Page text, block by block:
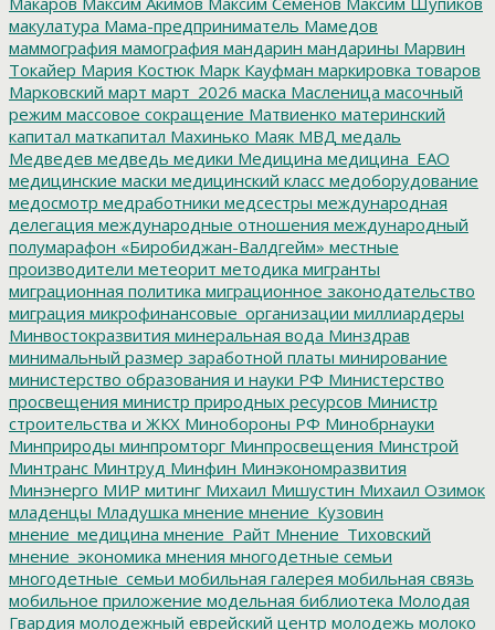
макулатура Мама-предприниматель Мамедов
маммография мамография мандарин мандарины Марвин
Токайер Мария Костюк Марк Кауфман маркировка товаров
Марковский март март_2026 маска Масленица масочный
режим массовое сокращение Матвиенко материнский
капитал маткапитал Махинько Маяк МВД медаль
Медведев медведь медики Медицина медицина_ЕАО
медицинские маски медицинский класс медоборудование
медосмотр медработники медсестры международная
делегация международные отношения международный
полумарафон «Биробиджан-Валдгейм» местные
производители метеорит методика мигранты
миграционная политика миграционное законодательство
миграция микрофинансовые_организации миллиардеры
Минвостокразвития минеральная вода Минздрав
минимальный размер заработной платы минирование
министерство образования и науки РФ Министерство
просвещения министр природных ресурсов Министр
строительства и ЖКХ Минобороны РФ Минобрнауки
Минприроды минпромторг Минпросвещения Минстрой
Минтранс Минтруд Минфин Минэкономразвития
Минэнерго МИР митинг Михаил Мишустин Михаил Озимок
младенцы Младушка мнение мнение_Кузовин
мнение_медицина мнение_Райт Мнение_Тиховский
мнение_экономика мнения многодетные семьи
многодетные_семьи мобильная галерея мобильная связь
мобильное приложение модельная библиотека Молодая
Гвардия молодежный еврейский центр молодежь молоко